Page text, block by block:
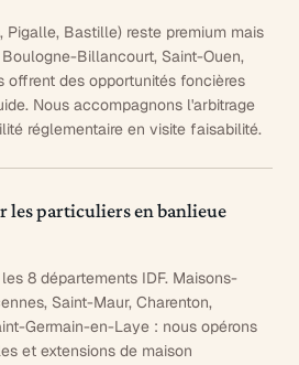
Pigalle, Bastille) reste premium mais
Billancourt, Saint-Ouen,
offrent des opportunités foncières
Nous accompagnons l'arbitrage
réglementaire en visite faisabilité.
les particuliers en banlieue
8 départements IDF. Maisons-
Saint-Maur, Charenton,
Germain-en-Laye : nous opérons
et extensions de maison